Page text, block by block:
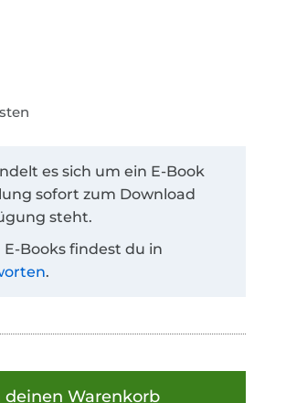
es sich um ein E-Book
sofort zum Download
steht.
Books findest du in
.
deinen Warenkorb